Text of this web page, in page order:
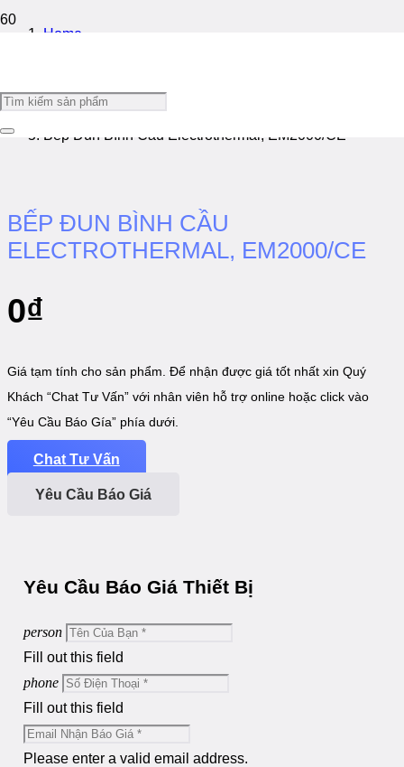
Home
/
Bếp Đun Bình Cầu Electrothermal, EM2000/CE
BẾP ĐUN BÌNH CẦU
ELECTROTHERMAL, EM2000/CE
0₫
Giá tạm tính cho sản phẩm. Để nhận được giá tốt nhất xin Quý
Khách “Chat Tư Vấn” với nhân viên hỗ trợ online hoặc click vào
“Yêu Cầu Báo Gía” phía dưới.
Chat Tư Vấn
Yêu Cầu Báo Giá
Yêu Cầu Báo Giá Thiết Bị
person
Fill out this field
phone
Fill out this field
Please enter a valid email address.